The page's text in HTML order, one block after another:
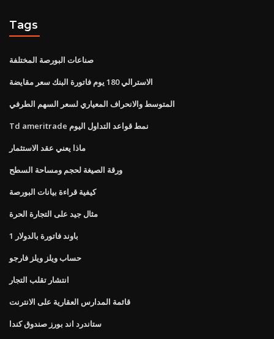
Tags
صناعات البورصة المختلفة
الاسترالي 180 يوم فاتورة البنك سعر مقايضة
المتوسط ​​والانحراف المعياري لسعر السهم الطرفي
Td ameritrade نمط قواعد التداول اليوم
ماذا يعني عقد الاستثمار
ورقة الصيغة لحجم ومساحة السطح
كيفية قراءة بيانات البورصة
مثال جيد على التجارة الحرة
1 باوند فاتورة بالدولار
حساب ويلز ويلز فارجو
انتشار تقلب التجار
قائمة المدارس العقارية على الانترنت
ستاندرد اند بورز صندوق كندا